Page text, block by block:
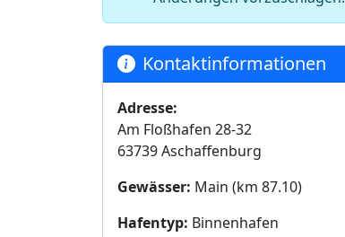
Kontaktinformationen
Adresse:
Am Floßhafen 28-32
63739 Aschaffenburg
Gewässer: Main (km 87.10)
Hafentyp: Binnenhafen